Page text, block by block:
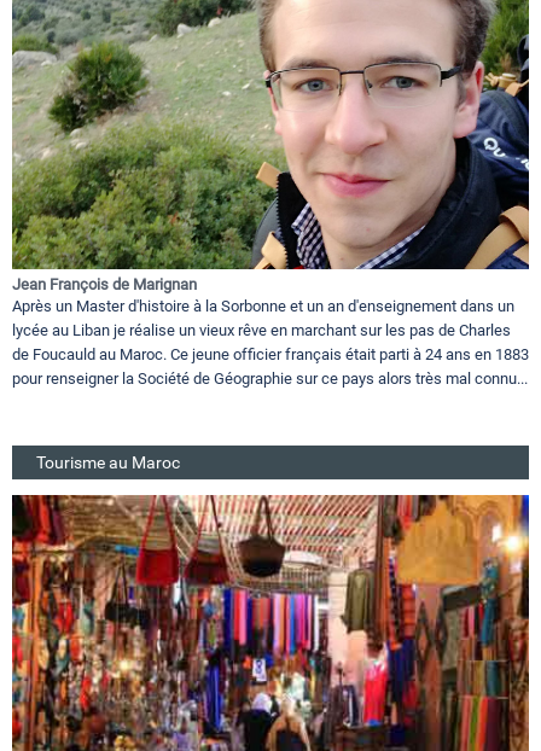
Jean François de Marignan
Après un Master d'histoire à la Sorbonne et un an d'enseignement dans un
lycée au Liban je réalise un vieux rêve en marchant sur les pas de Charles
de Foucauld au Maroc. Ce jeune officier français était parti à 24 ans en 1883
pour renseigner la Société de Géographie sur ce pays alors très mal connu...
Tourisme au Maroc